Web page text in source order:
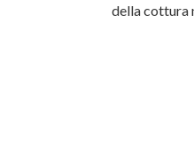
della cottura